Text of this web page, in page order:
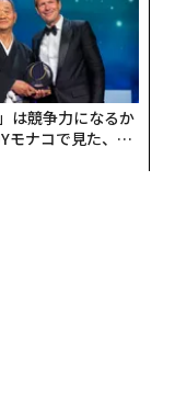
は競争力になるか
ナコで見た、く